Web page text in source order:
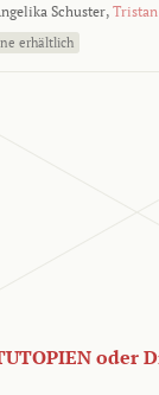
Schuster,
erhältlich
oder